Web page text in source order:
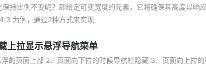
持比例不变呢？即给定可变宽度的元素，它将确保其高度以响应
为例，通过2种方式来实现
上拉显示悬浮导航菜单
的页面上部 2、页面向下拉的时候导航栏隐藏 3、页面向上拉的